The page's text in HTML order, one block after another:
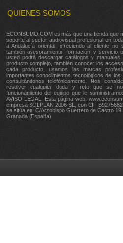
QUIENES SOMOS
ECONSUMO.COM es más que una tienda que
soporte al sector audiovisual profesional en
a Andalucía oriental, ofreciendo al cliente no
también asesoramiento, formación, y servicio
usted podrá descargar catálogos y
producto complejo, también conocer los
cada producto, usamos las marcas
importantes conocimientos tecnológicos de
consultándonos telefónicamente. Nos
resolver cualquier duda y reto que se
funcionamiento del equipo que le
AVISO LEGAL: Esta página web,
empresa SOLPLAN 2006 SL, con CIF
se sitúa en: C/Arzobispo Guerrero de Castro 19
Granada (España)